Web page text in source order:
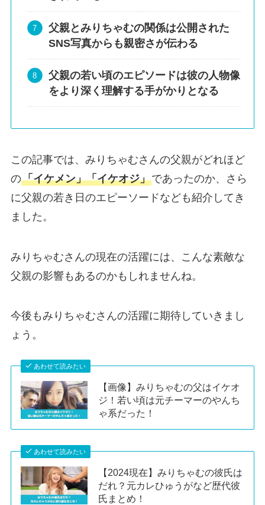
父親とみりちゃむの関係は公開された
SNS写真からも親密さが伝わる
父親の若い頃のエピソードは彼の人物像
をより深く理解する手がかりとなる
この記事では、みりちゃむさんの父親がどれほど
の「イケメン」「イケオジ」であったのか、さら
に父親の若き日のエピーソードなども紹介してき
ました。
みりちゃむさんの現在の活躍には、こんな素敵な
父親の影響もあるのかもしれませんね。
今後もみりちゃむさんの活躍に期待していきまし
ょう。
あわせて読みたい
【画像】みりちゃむの父はイケオ
ジ！若い頃は元チーマーのやんち
ゃ系だった！
あわせて読みたい
【2024現在】みりちゃむの彼氏は
だれ？元カレひゅうがなど歴代彼
氏まとめ！